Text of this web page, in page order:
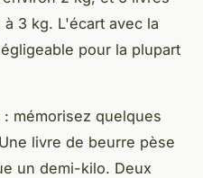
3 kg. L'écart avec la
pour la plupart
mémorisez quelques
livre de beurre pèse
un demi-kilo. Deux